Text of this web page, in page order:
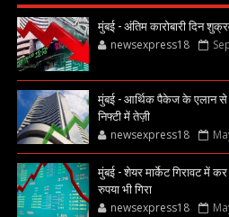
मुंबई - अंतिम कारोबारी दिन
newsexpress18
मुंबई - आर्थिक पैकेज के एलान
निफ्टी में तेज़ी
newsexpress18
मुंबई - शेयर मार्केट गिरावट में
रुपया भी गिरा
newsexpress18